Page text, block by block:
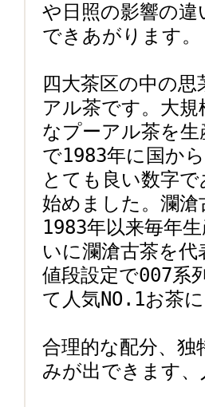
や日照の影響の
できあがります。
四大茶区の中の
アル茶です。大
なプーアル茶を
で1983年に国か
とても良い数字
始めました。瀾
1983年以来毎年
いに瀾滄古茶を
値段設定で007系
て人気NO.1お茶
合理的な配分、
みが出できます